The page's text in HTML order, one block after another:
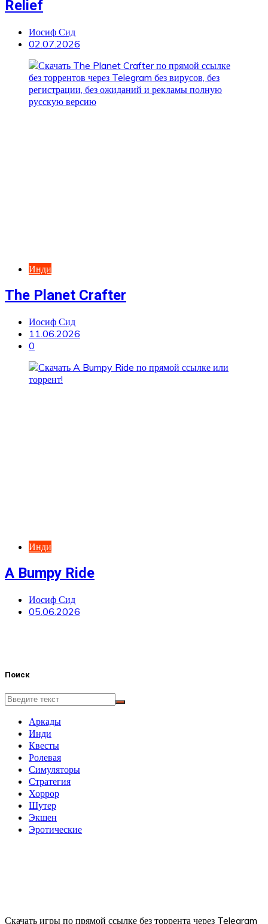
Relief
Иосиф Сид
02.07.2026
Инди
The Planet Crafter
Иосиф Сид
11.06.2026
0
Инди
A Bumpy Ride
Иосиф Сид
05.06.2026
Поиск
Аркады
Инди
Квесты
Ролевая
Симуляторы
Стратегия
Хоррор
Шутер
Экшен
Эротические
Скачать игры по прямой ссылке без торрента через Telegram